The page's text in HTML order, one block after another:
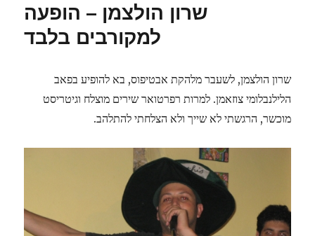
שרון הולצמן – הופעה
למקורבים בלבד
שרון הולצמן, לשעבר מלהקת אבטיפוס, בא להופיע בפאב
הלילנבלומי צוזאמן. למרות רפרטואר שירים מוצלח וגיטריסט
מוכשר, הרגשתי לא שייך ולא הצלחתי להתלהב.